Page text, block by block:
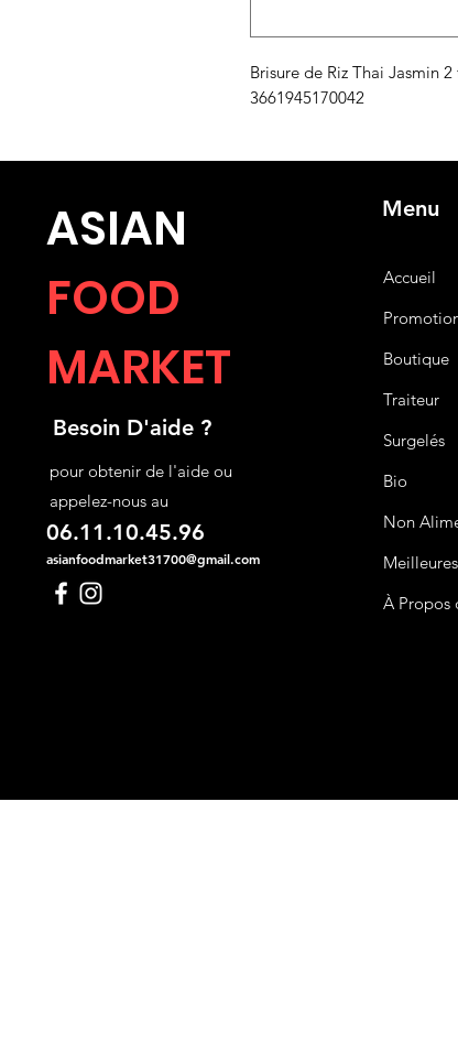
Brisure de Riz Thai Jasmin
3661945170042
ASIAN
FOOD
MARKET
Besoin D'aide ?
pour obtenir de l'aide ou
appelez-nous au
06.11.10.45.96
asianfoodmarket31700@gmail.com
Menu
Accueil
Boutique
Traiteur
Surgelés
Bio
Non
À Propos